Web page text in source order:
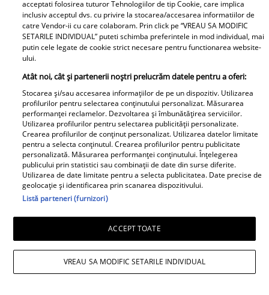
Bona Irinei
Columbeanu spune
pentru prima dată ce a
trăit în vila de la
Izvorani. Ce nu s-a văzut
niciodată la TV: ”Eu am
cunoscut o altă latură a
relației lor. În casă era o
atmosferă..."
Ca la Bollywood! Cum s-
a îmbrăcat Prima
întâlnirea cu președinta
Indiei la București.
Niciodată nu a fost atât
de îndrăzneață!
Imaginile momentului
Adrian Rus „Sinner” a
murit. Ultimul mesaj al
fostei iubite după
tragedia de la Brno
frânge inimi
Cine este eroul Mihail
Soare, salvatorul lui
ani dispărut 3 zile în
pădure. Ce spune
despre copiii lui
Viva.ro
acceptati folosirea tuturor Tehnologiilor de tip Cookie, care implica
inclusiv acceptul dvs. cu privire la stocarea/accesarea informatiilor de
catre Vendor-ii cu care colaboram. Prin click pe “VREAU SA MODIFIC
SETARILE INDIVIDUAL” puteti schimba preferintele in mod individual, mai
putin cele legate de cookie strict necesare pentru functionarea website-
ului.
Atât noi, cât și partenerii noștri prelucrăm datele pentru a oferi:
Stocarea și/sau accesarea informațiilor de pe un dispozitiv. Utilizarea
profilurilor pentru selectarea conținutului personalizat. Măsurarea
performanței reclamelor. Dezvoltarea și îmbunătățirea serviciilor.
Utilizarea profilurilor pentru selectarea publicității personalizate.
Crearea profilurilor de conținut personalizat. Utilizarea datelor limitate
pentru a selecta conținutul. Crearea profilurilor pentru publicitate
personalizată. Măsurarea performanței conținutului. Înțelegerea
publicului prin statistici sau combinații de date din surse diferite.
Utilizarea de date limitate pentru a selecta publicitatea. Date precise de
geolocație și identificarea prin scanarea dispozitivului.
Listă parteneri (furnizori)
ACCEPT TOATE
VREAU SA MODIFIC SETARILE INDIVIDUAL